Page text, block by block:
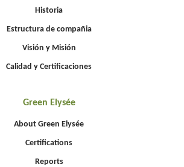
Historia
Estructura de compañia
Visión y Misión
Calidad y Certificaciones
Green Elysée
About Green Elysée
Certifications
Reports